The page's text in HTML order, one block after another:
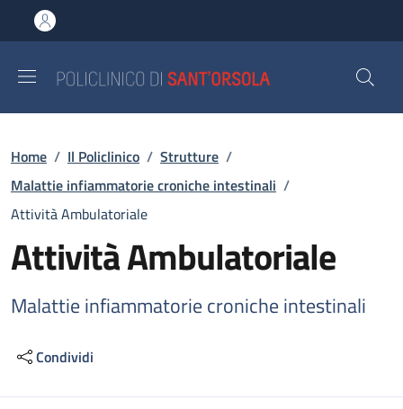
al contenuto principale
to footer content
Briciole di pane
Home / Il Policlinico / Strutture /
Malattie infiammatorie croniche intestinali /
Attività Ambulatoriale
Attività Ambulatoriale
Malattie infiammatorie croniche intestinali
Condividi